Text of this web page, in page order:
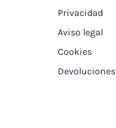
Privacidad
Aviso legal
Cookies
Devoluciones